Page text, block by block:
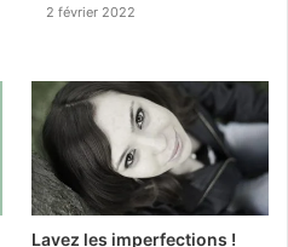
2 février 2022
Lavez les imperfections !